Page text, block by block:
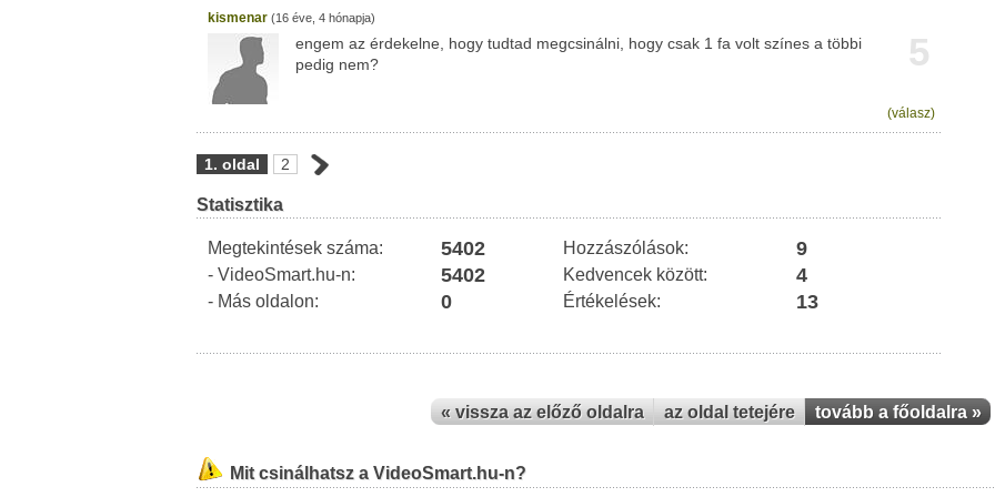
kismenar (16 éve, 4 hónapja)
5
engem az érdekelne, hogy tudtad megcsinálni, hogy csak 1 fa volt színes a többi
pedig nem?
(válasz)
1. oldal 2
Statisztika
Megtekintések száma: 5402 Hozzászólások: 9
- VideoSmart.hu-n: 5402 Kedvencek között: 4
- Más oldalon: 0 Értékelések: 13
« vissza az előző oldalra az oldal tetejére tovább a főoldalra »
Mit csinálhatsz a VideoSmart.hu-n?